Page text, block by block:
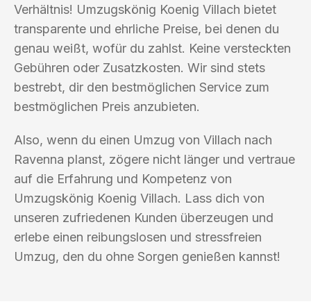
Verhältnis! Umzugskönig Koenig Villach bietet
transparente und ehrliche Preise, bei denen du
genau weißt, wofür du zahlst. Keine versteckten
Gebühren oder Zusatzkosten. Wir sind stets
bestrebt, dir den bestmöglichen Service zum
bestmöglichen Preis anzubieten.
Also, wenn du einen Umzug von Villach nach
Ravenna planst, zögere nicht länger und vertraue
auf die Erfahrung und Kompetenz von
Umzugskönig Koenig Villach. Lass dich von
unseren zufriedenen Kunden überzeugen und
erlebe einen reibungslosen und stressfreien
Umzug, den du ohne Sorgen genießen kannst!